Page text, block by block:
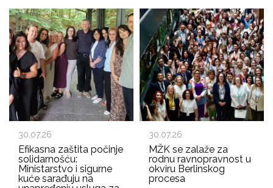
30.07.26
Efikasna zaštita počinje
solidarnošću:
Ministarstvo i sigurne
kuće sarađuju na
30.07.26
MŽK se zalaže za
rodnu ravnopravnost u
okviru Berlinskog
procesa